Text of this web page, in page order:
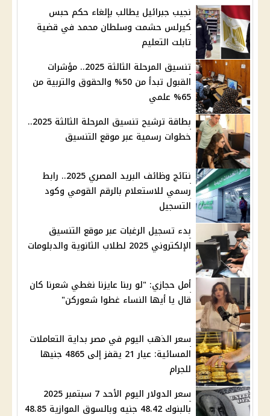
نجيب جبرائيل يطالب بإلغاء حكم حبس
كيرلس حشمت وسلطان محمد في قضية
تابلت التعليم
تنسيق المرحلة الثالثة 2025.. مؤشرات
القبول تبدأ من 50% والحقوق والتربية من
65% علمي
بطاقة ترشيح تنسيق المرحلة الثالثة 2025..
خطوات رسمية عبر موقع التنسيق
نتائج وظائف البريد المصري 2025.. رابط
رسمي للاستعلام بالرقم القومي وكود
التسجيل
بدء تسجيل الرغبات عبر موقع التنسيق
الإلكتروني 2025 لطلاب الثانوية والدبلومات
أمل حجازي: "لو ربنا عايزنا نغطي شعرنا كان
قال يا أيها النساء غطوا شعوركن"
سعر الذهب اليوم في مصر بداية التعاملات
المسائية: عيار 21 يقفز إلى 4865 جنيها
للجرام
سعر الدولار اليوم الأحد 7 سبتمبر 2025
بالبنوك 48.42 جنيه وبالسوق الموازية 48.85